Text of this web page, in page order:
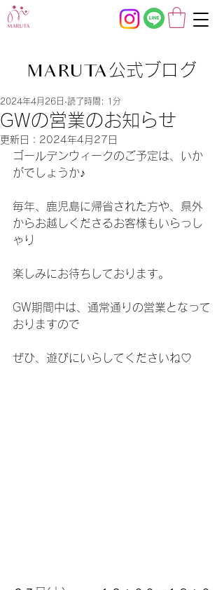
MARUTA公式ブログ
GWの営業のお知らせ
2024年4月26日 読了時間: 1分
更新日： 2024年4月27日
ゴールデンウィークのご予定は、いか
がでしょうか♪
毎年、鹿児島に帰省された方や、県外
からお越しくださるお客様もいらっし
ゃり
楽しみにお待ちしております。
GW期間中は、通常通りの営業となって
おりますので
ぜひ、遊びにいらしてくださいね♡